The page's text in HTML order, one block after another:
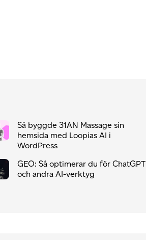
Så byggde 31AN Massage sin
hemsida med Loopias AI i
WordPress
GEO: Så optimerar du för ChatGPT
och andra AI-verktyg